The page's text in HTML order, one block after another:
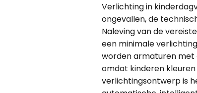
Verlichting in
ongevallen, de
Naleving van de
een minimale
worden armaturen met
omdat kinderen
verlichtingsontwerp is